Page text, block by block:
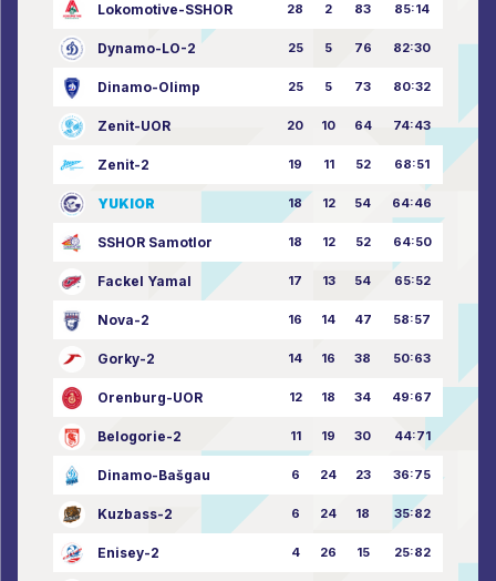
Lokomotive-SSHOR 28 2 83 85:14
Dynamo-LO-2 25 5 76 82:30
Dinamo-Olimp 25 5 73 80:32
Zenit-UOR 20 10 64 74:43
Zenit-2 19 11 52 68:51
YUKIOR 18 12 54 64:46
SSHOR Samotlor 18 12 52 64:50
Fackel Yamal 17 13 54 65:52
Nova-2 16 14 47 58:57
Gorky-2 14 16 38 50:63
Orenburg-UOR 12 18 34 49:67
Belogorie-2 11 19 30 44:71
Dinamo-Bašgau 6 24 23 36:75
Kuzbass-2 6 24 18 35:82
Enisey-2 4 26 15 25:82